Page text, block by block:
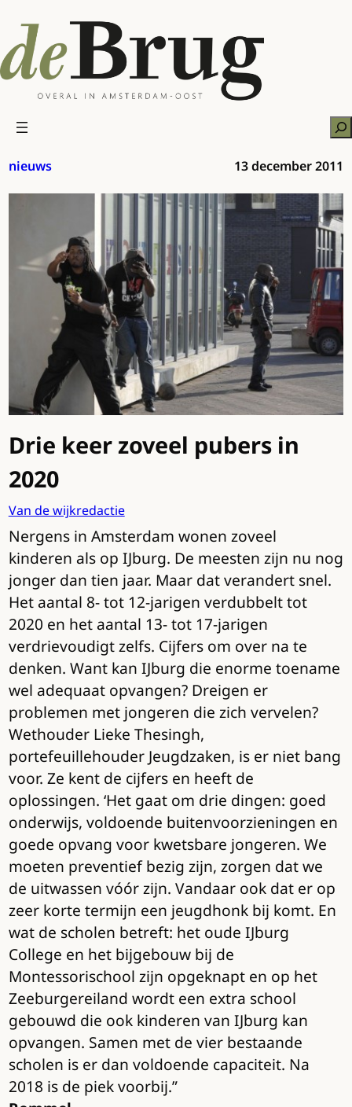
naar
de
inhoud
nieuws 13 december 2011
Drie keer zoveel pubers in
2020
Van de wijkredactie
Nergens in Amsterdam wonen zoveel
kinderen als op IJburg. De meesten zijn nu nog
jonger dan tien jaar. Maar dat verandert snel.
Het aantal 8- tot 12-jarigen verdubbelt tot
2020 en het aantal 13- tot 17-jarigen
verdrievoudigt zelfs. Cijfers om over na te
denken. Want kan IJburg die enorme toename
wel adequaat opvangen? Dreigen er
problemen met jongeren die zich vervelen?
Wethouder Lieke Thesingh,
portefeuillehouder Jeugdzaken, is er niet bang
voor. Ze kent de cijfers en heeft de
oplossingen. ‘Het gaat om drie dingen: goed
onderwijs, voldoende buitenvoorzieningen en
goede opvang voor kwetsbare jongeren. We
moeten preventief bezig zijn, zorgen dat we
de uitwassen vóór zijn. Vandaar ook dat er op
zeer korte termijn een jeugdhonk bij komt. En
wat de scholen betreft: het oude IJburg
College en het bijgebouw bij de
Montessorischool zijn opgeknapt en op het
Zeeburgereiland wordt een extra school
gebouwd die ook kinderen van IJburg kan
opvangen. Samen met de vier bestaande
scholen is er dan voldoende capaciteit. Na
2018 is de piek voorbij.”